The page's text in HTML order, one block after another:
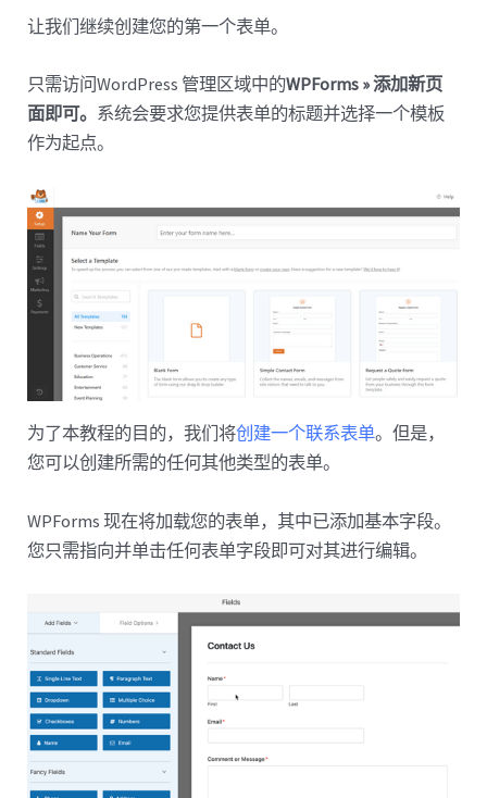
让我们继续创建您的第一个表单。
只需访问WordPress 管理区域中的WPForms » 添加新页
面即可。 系统会要求您提供表单的标题并选择一个模板
作为起点。
为了本教程的目的，我们将创建一个联系表单。但是，
您可以创建所需的任何其他类型的表单。
WPForms 现在将加载您的表单，其中已添加基本字段。
您只需指向并单击任何表单字段即可对其进行编辑。